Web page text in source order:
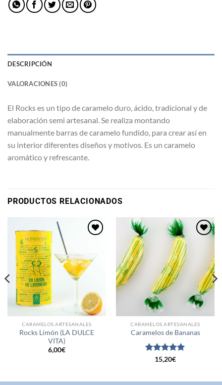
DESCRIPCIÓN
VALORACIONES (0)
El Rocks es un tipo de caramelo duro, ácido, tradicional y de
elaboración semi artesanal. Se realiza montando
manualmente barras de caramelo fundido, para crear así en
su interior diferentes diseños y motivos. Es un caramelo
aromático y refrescante.
PRODUCTOS RELACIONADOS
deseos
CARAMELOS ARTESANALES
Rocks Limón (LA DULCE
VITA)
6,00€
CARAMELOS ARTESANALES
Caramelos de Bananas
Valorado
15,20€